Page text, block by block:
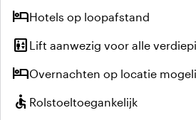
hotelHotels op loopafstand
elevator Lift aanwezig voor alle
hotelOvernachten op locatie
accessible Rolstoeltoegankelijk